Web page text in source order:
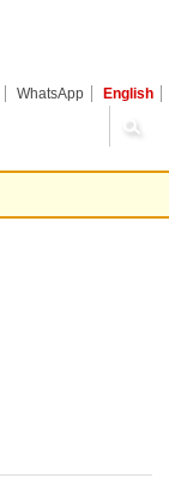
WhatsApp English